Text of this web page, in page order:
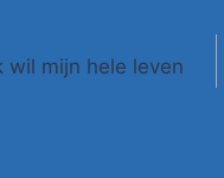
wil mijn hele leven